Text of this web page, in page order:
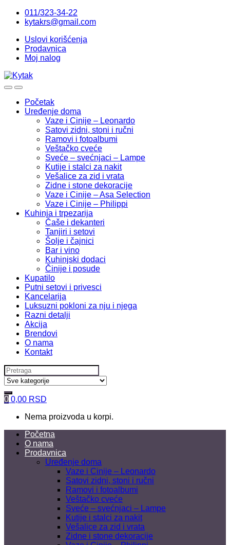
Skip
Skip
011/323-34-22
kytakrs@gmail.com
Uslovi korišćenja
Prodavnica
Moj nalog
Početak
Uređenje doma
Vaze i Cinije – Leonardo
Satovi zidni, stoni i ručni
Ramovi i fotoalbumi
Veštačko cveće
Sveće – svećnjaci – Lampe
Kutije i stalci za nakit
Vešalice za zid i vrata
Zidne i stone dekoracije
Vaze i Cinije – Asa Selection
Vaze i Cinije – Philippi
Kuhinja i trpezarija
Čaše i dekanteri
Tanjiri i setovi
Šolje i čajnici
Bar i vino
Kuhinjski dodaci
Činije i posude
Kupatilo
Putni setovi i privesci
Kancelarija
Luksuzni pokloni za nju i njega
Razni detalji
Akcija
Brendovi
O nama
Kontakt
Search
for:
0 0,00 RSD
Nema proizvoda u korpi.
Početna
O nama
Prodavnica
Uređenje doma
Vaze i Cinije – Leonardo
Satovi zidni, stoni i ručni
Ramovi i fotoalbumi
Veštačko cveće
Sveće – svećnjaci – Lampe
Kutije i stalci za nakit
Vešalice za zid i vrata
Zidne i stone dekoracije